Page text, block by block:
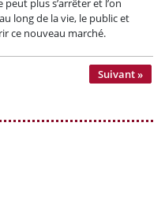
plus s’arrêter et l’on
long de la vie, le public et
ce nouveau marché.
Suivant »